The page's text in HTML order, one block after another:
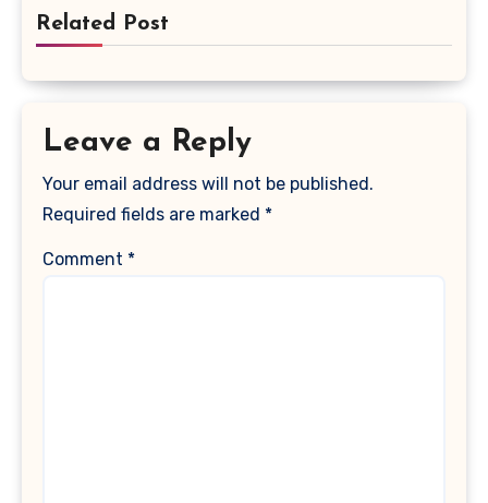
Related Post
Leave a Reply
Your email address will not be published.
Required fields are marked *
Comment *